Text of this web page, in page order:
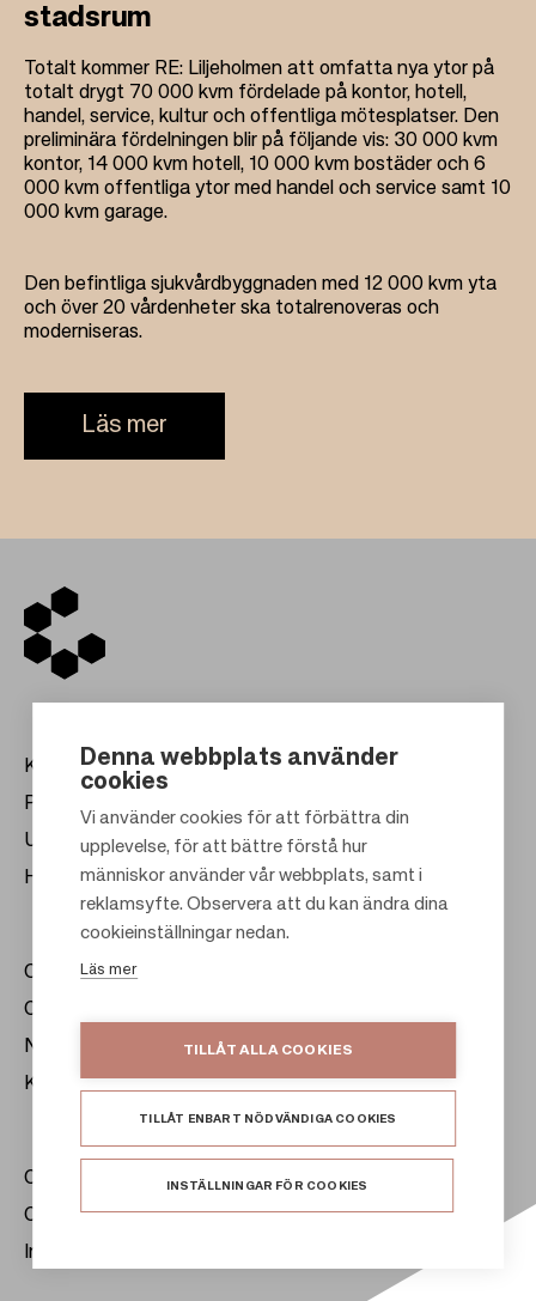
stadsrum
Totalt kommer RE: Liljeholmen att omfatta nya ytor på
totalt drygt 70 000 kvm fördelade på kontor, hotell,
handel, service, kultur och offentliga mötesplatser. Den
preliminära fördelningen blir på följande vis: 30 000 kvm
kontor, 14 000 kvm hotell, 10 000 kvm bostäder och 6
000 kvm offentliga ytor med handel och service samt 10
000 kvm garage.
Den befintliga sjukvårdbyggnaden med 12 000 kvm yta
och över 20 vårdenheter ska totalrenoveras och
moderniseras.
Läs mer
o
t
Köpcentrum
Presentkort
Uthyrning
Hållbarhet
Om oss
Citylife
Nyhetsrum
Kontakt
Citycon Group
Cookie Policy
Integritetsmeddelande
Denna webbplats använder
cookies
Vi använder cookies för att förbättra din
upplevelse, för att bättre förstå hur
människor använder vår webbplats, samt i
reklamsyfte. Observera att du kan ändra dina
cookieinställningar nedan.
Läs mer
TILLÅT ALLA COOKIES
TILLÅT ENBART NÖDVÄNDIGA COOKIES
INSTÄLLNINGAR FÖR COOKIES